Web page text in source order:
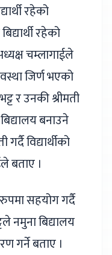
रहेको
रहेको
चम्लागाईले
जिर्ण भएको
र उनकी श्रीमती
बनाउने
विद्यार्थीको
बताए ।
सहयोग गर्दै
नमुना बिद्यालय
गर्ने बताए ।